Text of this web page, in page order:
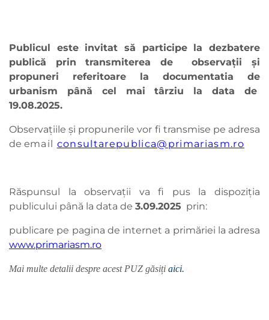
Publicul este invitat să participe la dezbatere
publică prin transmiterea de observaţii şi
propuneri referitoare la documentatia de
urbanism până cel mai târziu la data de
19.08.2025.
Observaţiile și propunerile vor fi transmise pe adresa
de email consultarepublica@primariasm.ro
Răspunsul la observaţii va fi pus la dispoziţia
publicului până la data de 3.09.2025 prin:
publicare pe pagina de internet a primăriei la adresa
www.primariasm.ro
Mai multe detalii despre acest PUZ găsiți aici.